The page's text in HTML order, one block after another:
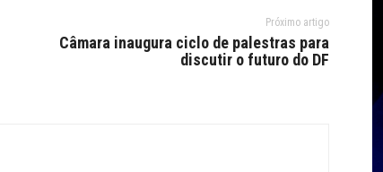
Próximo artigo
Câmara inaugura ciclo de palestras para
discutir o futuro do DF